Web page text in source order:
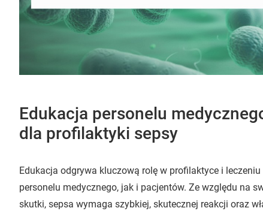
Edukacja personelu
dla profilaktyki sepsy
Edukacja odgrywa kluczową rolę w profilaktyce i
personelu medycznego, jak i pacjentów. Ze względu na
skutki, sepsa wymaga szybkiej, skutecznej reakcji oraz